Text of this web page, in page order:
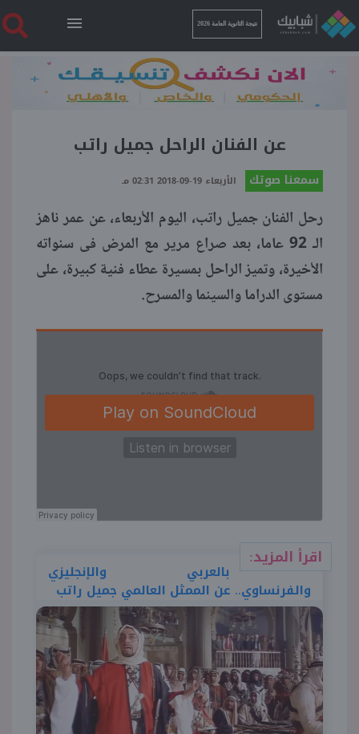
نتيجة الثانوية العامة 2026
الرئيسية
نتيجة الثانوية العامة 2026
أخبار ساخنة
فنجان قهوة
بوابة الطلبة
منوعات
عن الفنان الراحل جميل راتب
سمعنا صوتك الأربعاء 19-09-2018 02:31 مـ
رحل الفنان جميل راتب، اليوم الأربعاء، عن عمر ناهز
الـ 92 عاما، بعد صراع مرير مع المرض فى سنواته
الأخيرة، وتميز الراحل بمسيرة عطاء فنية كبيرة، على
مستوى الدراما والسينما والمسرح.
اقرأ المزيد:
بالعربي والإنجليزي
والفرنساوي.. عن الممثل العالمي جميل راتب